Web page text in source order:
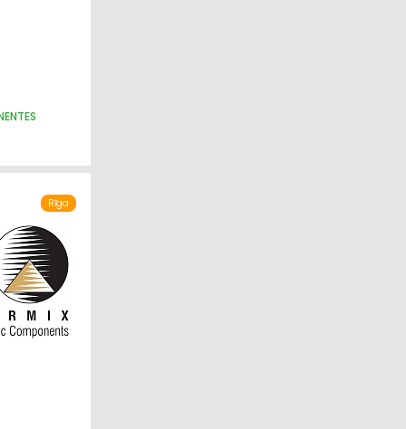
Rīga